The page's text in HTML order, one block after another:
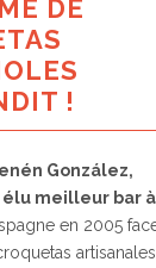
DE
!
González,
meilleur bar
en 2005